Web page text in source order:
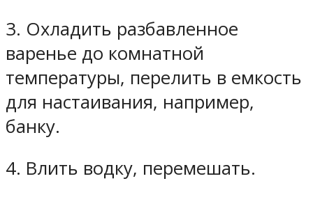
3. Охладить разбавленное
варенье до комнатной
температуры, перелить в емкость
для настаивания, например,
банку.
4. Влить водку, перемешать.